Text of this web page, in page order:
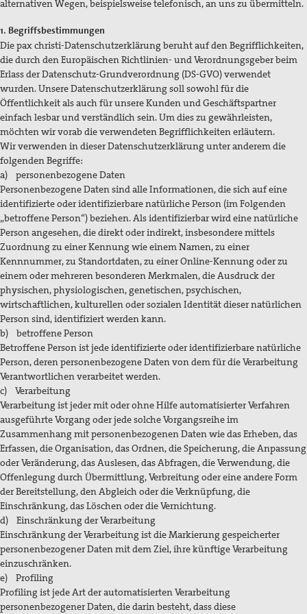
alternativen Wegen, beispielsweise telefonisch, an uns zu übermitteln.
1. Begriffsbestimmungen
Die pax christi-Datenschutzerklärung beruht auf den Begrifflichkeiten,
die durch den Europäischen Richtlinien- und Verordnungsgeber beim
Erlass der Datenschutz-Grundverordnung (DS-GVO) verwendet
wurden. Unsere Datenschutzerklärung soll sowohl für die
Öffentlichkeit als auch für unsere Kunden und Geschäftspartner
einfach lesbar und verständlich sein. Um dies zu gewährleisten,
möchten wir vorab die verwendeten Begrifflichkeiten erläutern.
Wir verwenden in dieser Datenschutzerklärung unter anderem die
folgenden Begriffe:
a) personenbezogene Daten
Personenbezogene Daten sind alle Informationen, die sich auf eine
identifizierte oder identifizierbare natürliche Person (im Folgenden
„betroffene Person“) beziehen. Als identifizierbar wird eine natürliche
Person angesehen, die direkt oder indirekt, insbesondere mittels
Zuordnung zu einer Kennung wie einem Namen, zu einer
Kennnummer, zu Standortdaten, zu einer Online-Kennung oder zu
einem oder mehreren besonderen Merkmalen, die Ausdruck der
physischen, physiologischen, genetischen, psychischen,
wirtschaftlichen, kulturellen oder sozialen Identität dieser natürlichen
Person sind, identifiziert werden kann.
b) betroffene Person
Betroffene Person ist jede identifizierte oder identifizierbare natürliche
Person, deren personenbezogene Daten von dem für die Verarbeitung
Verantwortlichen verarbeitet werden.
c) Verarbeitung
Verarbeitung ist jeder mit oder ohne Hilfe automatisierter Verfahren
ausgeführte Vorgang oder jede solche Vorgangsreihe im
Zusammenhang mit personenbezogenen Daten wie das Erheben, das
Erfassen, die Organisation, das Ordnen, die Speicherung, die Anpassung
oder Veränderung, das Auslesen, das Abfragen, die Verwendung, die
Offenlegung durch Übermittlung, Verbreitung oder eine andere Form
der Bereitstellung, den Abgleich oder die Verknüpfung, die
Einschränkung, das Löschen oder die Vernichtung.
d) Einschränkung der Verarbeitung
Einschränkung der Verarbeitung ist die Markierung gespeicherter
personenbezogener Daten mit dem Ziel, ihre künftige Verarbeitung
einzuschränken.
e) Profiling
Profiling ist jede Art der automatisierten Verarbeitung
personenbezogener Daten, die darin besteht, dass diese